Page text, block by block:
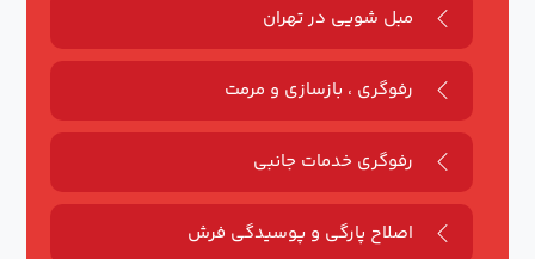
مبل شویی در تهران
رفوگری ، بازسازی و مرمت
رفوگری خدمات جانبی
اصلاح پارگی و پوسیدگی فرش